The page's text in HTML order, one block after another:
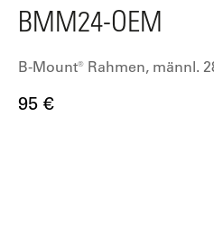
BMM24-OEM
B-Mount® Rahmen, männl.
95 €